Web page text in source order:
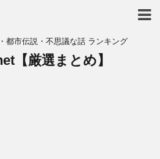
都市伝説・不思議な話 ランキング
【厳選まとめ】